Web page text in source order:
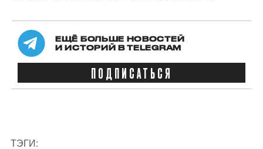
ЕЩЁ БОЛЬШЕ НОВОСТЕЙ
И ИСТОРИЙ В TELEGRAM
ПОДПИСАТЬСЯ
ТЭГИ: